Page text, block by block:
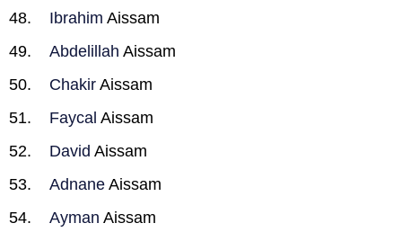
Ibrahim Aissam
Abdelillah Aissam
Chakir Aissam
Faycal Aissam
David Aissam
Adnane Aissam
Ayman Aissam